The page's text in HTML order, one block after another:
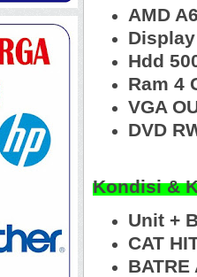
AMD
Hdd
Ram 4
VGA
DVD
Kondisi &
Unit +
CAT
BATRE